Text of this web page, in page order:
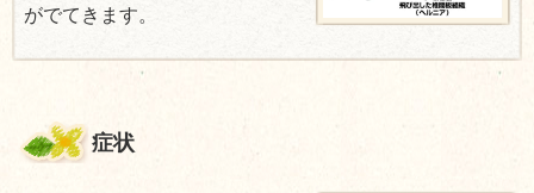
がでてきます。
症状